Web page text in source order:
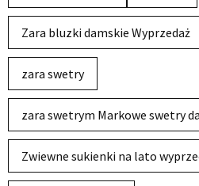
Zara bluzki damskie Wyprzedaż
zara swetry
zara swetrym Markowe swetry
Zwiewne sukienki na lato